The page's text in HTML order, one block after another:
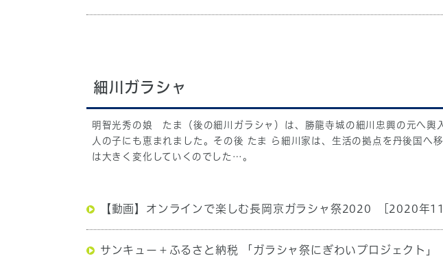
細川ガラシャ
明智光秀の娘 たま（後の細川ガラシャ）は、勝龍寺城の細川忠興の元へ
人の子にも恵まれました。その後 たま ら細川家は、生活の拠点を丹後国へ
は大きく変化していくのでした…。
【動画】オンラインで楽しむ長岡京ガラシャ祭2020 [2020年
サンキュー＋ふるさと納税 「ガラシャ祭にぎわいプロジェクト」